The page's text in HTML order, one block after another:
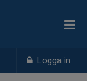
Logga in